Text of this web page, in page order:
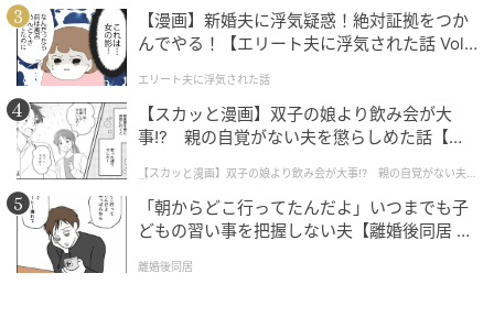
【漫画】新婚夫に浮気疑惑！絶対証拠をつか
んでやる！【エリート夫に浮気された話 Vol.
エリート夫に浮気された話
【スカッと漫画】双子の娘より飲み会が大
事!? 親の自覚がない夫を懲らしめた話【第1
【スカッと漫画】双子の娘より飲み会が大事!? 親の自覚がない夫を
懲らしめた話
「朝からどこ行ってたんだよ」いつまでも子
どもの習い事を把握しない夫【離婚後同居 Vo
離婚後同居